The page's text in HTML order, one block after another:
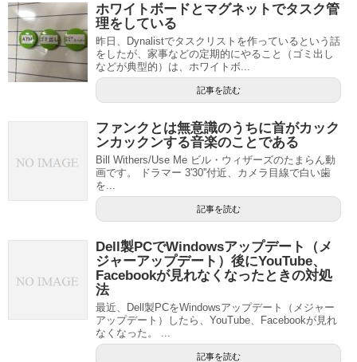
ホワイトボードとマグネットでタスク管
理をしている
昨日、Dynalistでタスクリストを作っているという話
をしたが、家事などの定期的にやること（ゴミ出し
などが典型的）は、ホワイトボ...
記事を読む
ファンクとは無意識のうちに首がカック
ンカックンする音楽のことである
Bill Withers/Use Me ビル・ウィザーズのたまらん動
画です。 ドラマー 3'30''付近、カメラ目線で白い歯
を...
記事を読む
Dell製PCでWindowsアップデート（メ
ジャーアップデート）後にYouTube、
Facebookが見れなくなったときの対処
法
最近、Dell製PCをWindowsアップデート（メジャー
アップデート）したら、YouTube、Facebookが見れ
なくなった。 ...
記事を読む